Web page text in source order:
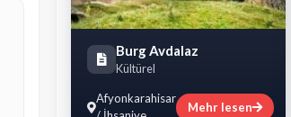
Burg Avdalaz
Kültürel
Afyonkarahisar
Mehr lesen